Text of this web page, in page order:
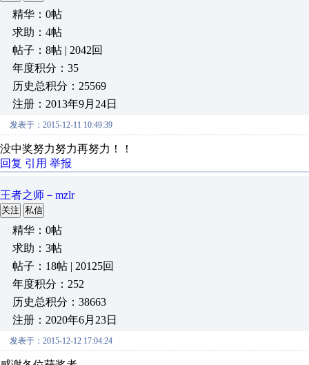
精华：0帖
求助：4帖
帖子：8帖 | 2042回
年度积分：35
历史总积分：25569
注册：2013年9月24日
发表于：2015-12-11 10:49:39
没中奖努力努力再努力！！
回复 引用 举报
王者之师－mzlr
关注 私信
精华：0帖
求助：3帖
帖子：18帖 | 20125回
年度积分：252
历史总积分：38663
注册：2020年6月23日
发表于：2015-12-12 17:04:24